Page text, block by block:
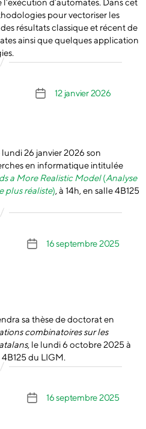
pour vectoriser les
résultats classique et récent de
ainsi que quelques application
Date
12 janvier 2026
26 janvier 2026 son
en informatique intitulée
a More Realistic Model(Analyse
plus réaliste), à 14h, en salle 4B125
Date
16 septembre 2025
sa thèse de doctorat en
combinatoires sur les
, le lundi 6 octobre 2025 à
du LIGM.
Date
16 septembre 2025